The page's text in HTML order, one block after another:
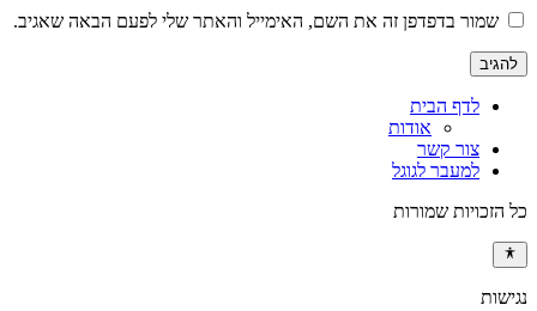
שמור בדפדפן זה את השם, האימייל והאתר שלי לפעם הבאה שאגיב.
לדף הבית
אודות
צור קשר
למעבר לגוגל
כל הזכויות שמורות
נגישות